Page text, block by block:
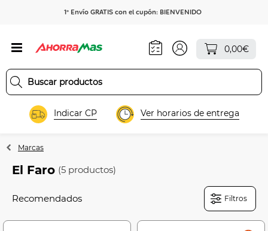
1º Envío GRATIS con el cupón: BIENVENIDO
0,00€
Indicar CP Ver horarios de entrega
Marcas
El Faro (5 productos)
Filtros